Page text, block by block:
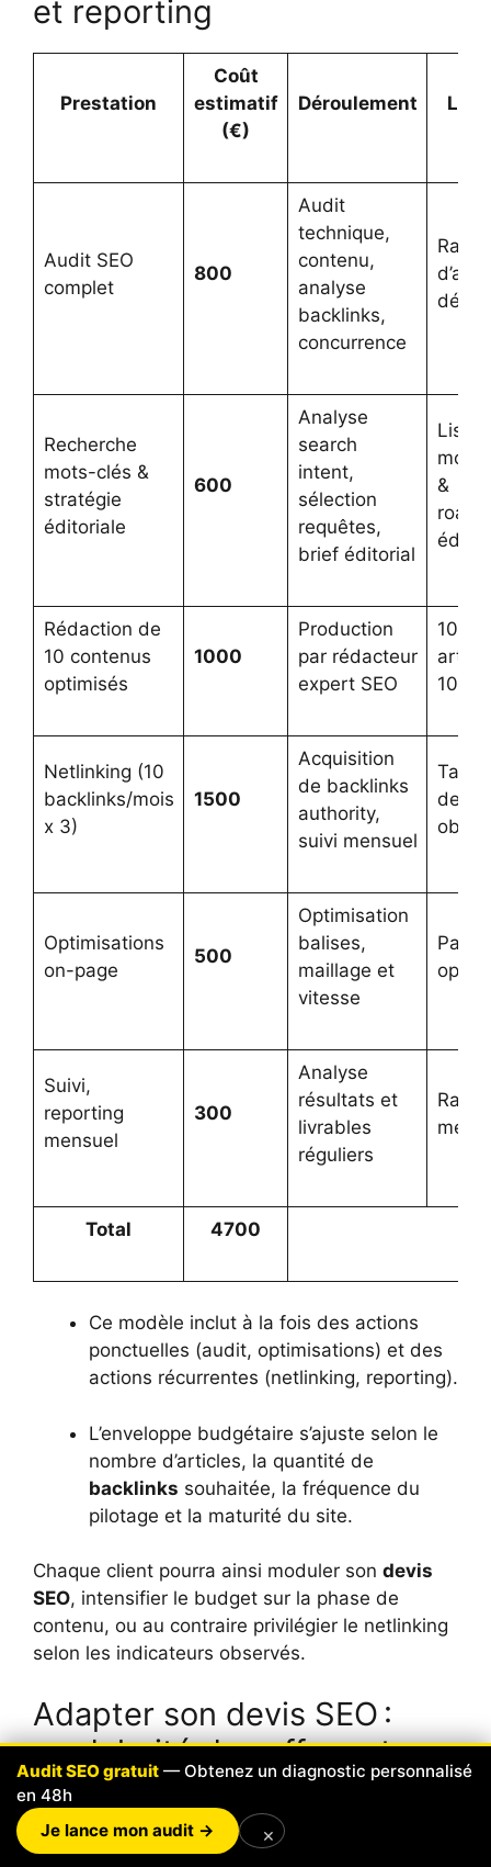
et reporting
Prestation
Coût
estimatif
(€)
Déroulement
Audit SEO
complet
800
Audit
technique,
contenu,
analyse
backlinks,
concurrence
Recherche
mots-clés &
stratégie
éditoriale
600
Analyse
search
intent,
sélection
requêtes,
brief éditorial
Liste
&
Rédaction de
10 contenus
optimisés
1000
Production
par rédacteur
expert SEO
10
10
Netlinking (10
backlinks/mois
x 3)
1500
Acquisition
de backlinks
authority,
suivi mensuel
des
Optimisations
on-page
500
Optimisation
balises,
maillage et
vitesse
Pages
Suivi,
reporting
mensuel
300
Analyse
résultats et
livrables
réguliers
Total 4700
Ce modèle inclut à la fois des actions
ponctuelles (audit, optimisations) et des
actions récurrentes (netlinking, reporting).
L’enveloppe budgétaire s’ajuste selon le
nombre d’articles, la quantité de
backlinks souhaitée, la fréquence du
pilotage et la maturité du site.
Chaque client pourra ainsi moduler son devis
SEO, intensifier le budget sur la phase de
contenu, ou au contraire privilégier le netlinking
selon les indicateurs observés.
Adapter son devis SEO :
modularité des offres et
conseils pour un choix
éclairé
Audit SEO gratuit — Obtenez un diagnostic personnalisé
en 48h
Je lance mon audit →
×